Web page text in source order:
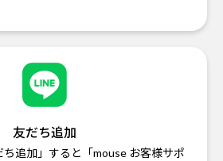
友だち追加
追加」すると「mouse お客様サポ